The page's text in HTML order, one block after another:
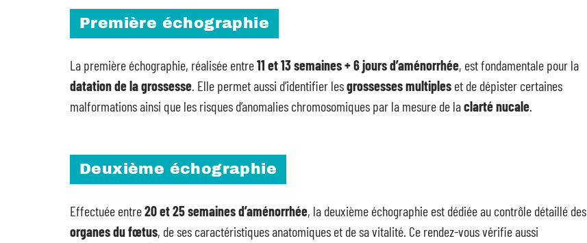
Première échographie
La première échographie, réalisée entre11 et 13 semaines + 6 jours d’aménorrhée, est fondamentale pour la
datation de la grossesse. Elle permet aussi d’identifier lesgrossesses multiples et de dépister certaines
malformations ainsi que les risques d’anomalies chromosomiques par la mesure de laclarté nucale.
Deuxième échographie
Effectuée entre20 et 25 semaines d’aménorrhée, la deuxième échographie est dédiée au contrôle détaillé des
organes du fœtus, de ses caractéristiques anatomiques et de sa vitalité. Ce rendez-vous vérifie aussi